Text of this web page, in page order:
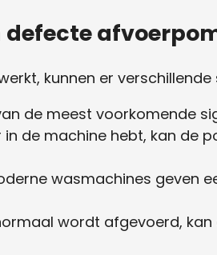
kunnen er
de meest voorkomende
de machine hebt, kan de
wasmachines geven
wordt afgevoerd,